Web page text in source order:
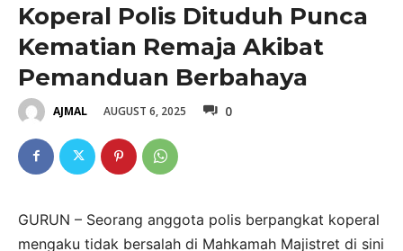
Koperal Polis Dituduh Punca
Kematian Remaja Akibat
Pemanduan Berbahaya
AJMAL AUGUST 6, 2025 0
GURUN – Seorang anggota polis berpangkat koperal
mengaku tidak bersalah di Mahkamah Majistret di sini